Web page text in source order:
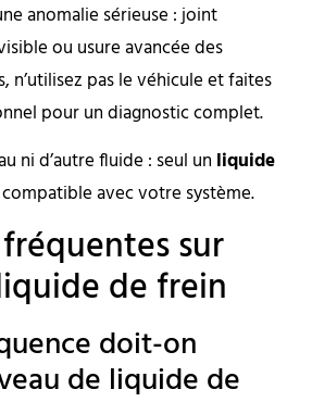
anomalie sérieuse : joint
ou usure avancée des
n’utilisez pas le véhicule et faites
pour un diagnostic complet.
ni d’autre fluide : seul un liquide
avec votre système.
sur
de frein
doit-on
de liquide de